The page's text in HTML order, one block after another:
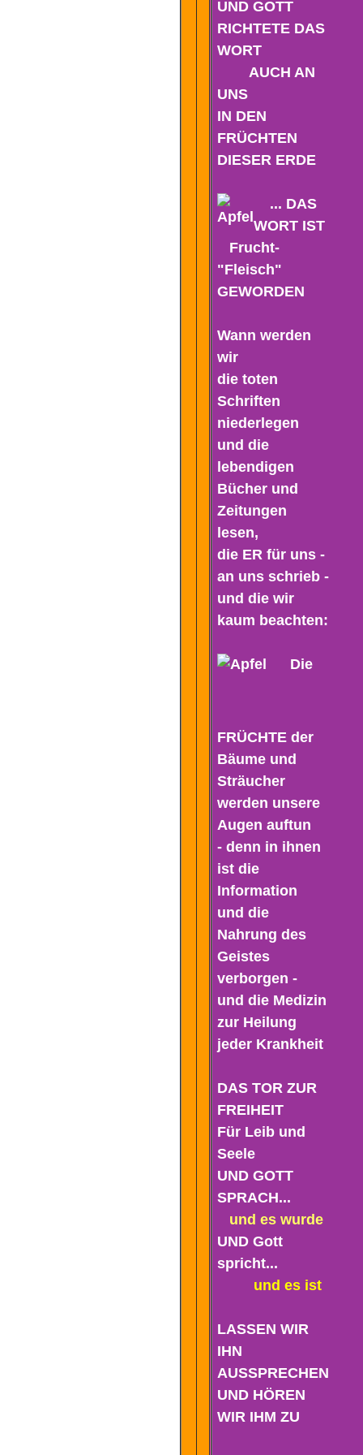
UND GOTT
RICHTETE DAS
WORT
AUCH AN
UNS
IN DEN
FRÜCHTEN
DIESER ERDE
... DAS
WORT IST
Frucht-
"Fleisch"
GEWORDEN
Wann werden
wir
die toten
Schriften
niederlegen
und die
lebendigen
Bücher und
Zeitungen
lesen,
die ER für uns -
an uns schrieb -
und die wir
kaum beachten:
Die
FRÜCHTE der
Bäume und
Sträucher
werden unsere
Augen auftun
- denn in ihnen
ist die
Information
und die
Nahrung des
Geistes
verborgen -
und die Medizin
zur Heilung
jeder Krankheit
DAS TOR ZUR
FREIHEIT
Für Leib und
Seele
UND GOTT
SPRACH...
und es wurde
UND Gott
spricht...
und es ist
LASSEN WIR
IHN
AUSSPRECHEN
UND HÖREN
WIR IHM ZU